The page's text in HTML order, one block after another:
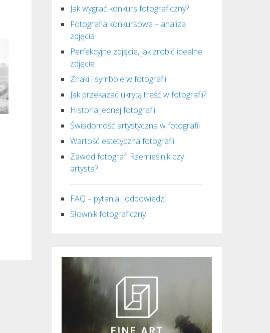
Jak wygrać konkurs fotograficzny?
Fotografia konkursowa – analiza
zdjęcia
Perfekcyjne zdjęcie, jak zrobić idealne
zdjęcie
Znaki i symbole w fotografii
Jak przekazać ukrytą treść w fotografii?
Historia jednej fotografii
Świadomość artystyczna w fotografii
Wartość estetyczna fotografii
Zawód fotograf. Rzemieślnik czy
artysta?
FAQ – pytania i odpowiedzi
Słownik fotograficzny